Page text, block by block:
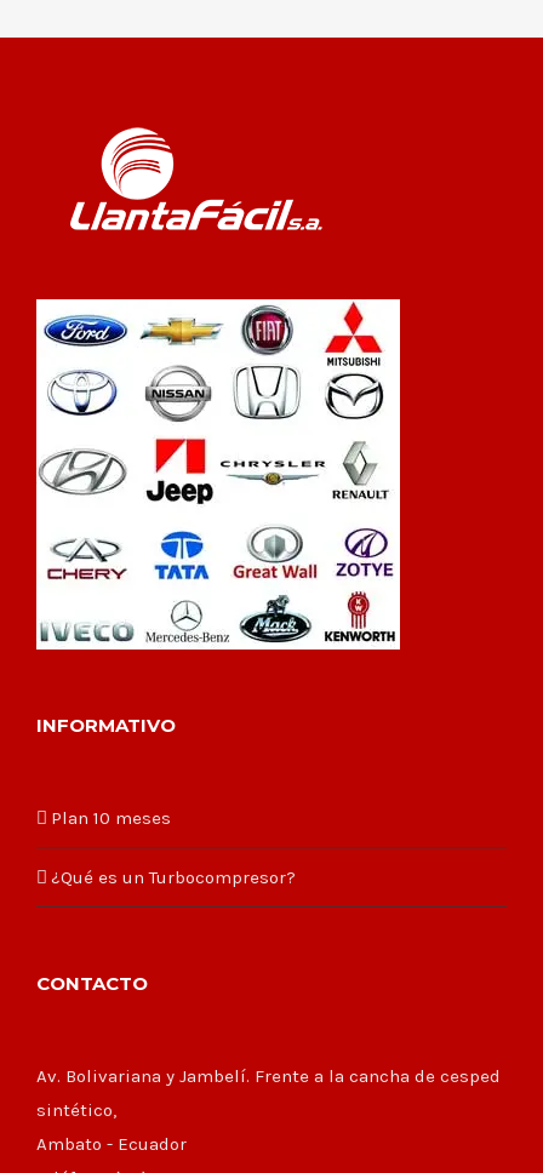
INFORMATIVO
Plan 10 meses
¿Qué es un Turbocompresor?
CONTACTO
Av. Bolivariana y Jambelí. Frente a la cancha de cesped
sintético,
Ambato - Ecuador